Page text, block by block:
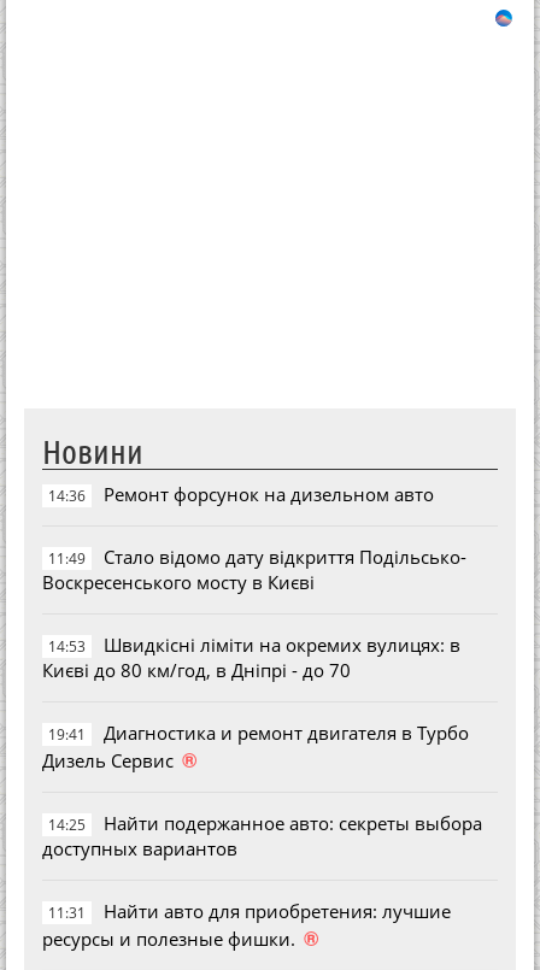
Новини
14:36 Ремонт форсунок на дизельном авто
11:49
Стало відомо дату відкриття Подільсько-
Воскресенського мосту в Києві
14:53
Швидкісні ліміти на окремих вулицях: в
Києві до 80 км/год, в Дніпрі - до 70
19:41
Диагностика и ремонт двигателя в Турбо
Дизель Сервис ®
14:25
Найти подержанное авто: секреты выбора
доступных вариантов
11:31
Найти авто для приобретения: лучшие
ресурсы и полезные фишки. ®